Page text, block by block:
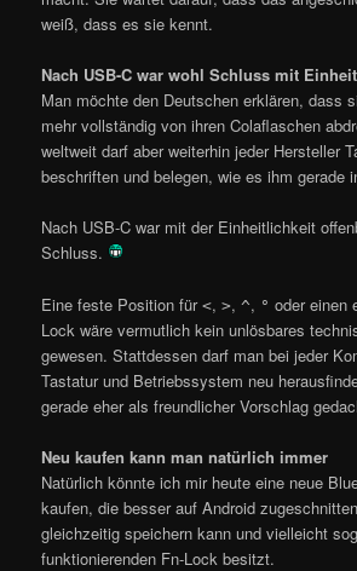
weiß, dass es sie kennt.
Nach USB-C war wohl Schluss mit
Man möchte den Deutschen erklären, dass
mehr vollständig von ihren Colaflaschen
weltweit darf aber weiterhin jeder Hersteller
beschriften und belegen, wie es ihm gerade
Nach USB-C war mit der Einheitlichkeit
Schluss.
Eine feste Position für<,>,^, ° oder einen
Lock wäre vermutlich kein unlösbares
gewesen. Stattdessen darf man bei jeder
Tastatur und Betriebssystem neu
gerade eher als freundlicher Vorschlag
Neu kaufen kann man natürlich immer
Natürlich könnte ich mir heute eine neue
kaufen, die besser auf Android
gleichzeitig speichern kann und vielleicht
funktionierenden Fn-Lock besitzt.